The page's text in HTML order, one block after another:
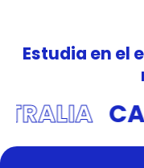
Estudia en el